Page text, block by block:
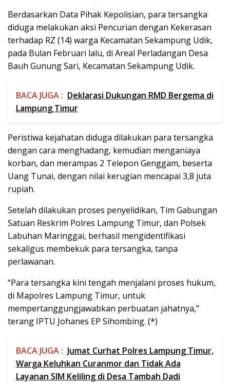
Berdasarkan Data Pihak Kepolisian, para tersangka
diduga melakukan aksi Pencurian dengan Kekerasan
terhadap RZ (14) warga Kecamatan Sekampung Udik,
pada Bulan Februari lalu, di Areal Perladangan Desa
Bauh Gunung Sari, Kecamatan Sekampung Udik.
BACA JUGA : Deklarasi Dukungan RMD Bergema di
Lampung Timur
Peristiwa kejahatan diduga dilakukan para tersangka
dengan cara menghadang, kemudian menganiaya
korban, dan merampas 2 Telepon Genggam, beserta
Uang Tunai, dengan nilai kerugian mencapai 3,8 juta
rupiah.
Setelah dilakukan proses penyelidikan, Tim Gabungan
Satuan Reskrim Polres Lampung Timur, dan Polsek
Labuhan Maringgai, berhasil mengidentifikasi
sekaligus membekuk para tersangka, tanpa
perlawanan.
“Para tersangka kini tengah menjalani proses hukum,
di Mapolres Lampung Timur, untuk
mempertanggungjawabkan perbuatan jahatnya,”
terang IPTU Johanes EP Sihombing. (*)
BACA JUGA : Jumat Curhat Polres Lampung Timur,
Warga Keluhkan Curanmor dan Tidak Ada
Layanan SIM Keliling di Desa Tambah Dadi